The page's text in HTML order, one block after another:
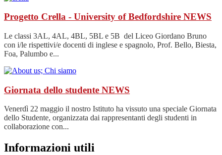
Progetto Crella - University of Bedfordshire NEWS
Le classi 3AL, 4AL, 4BL, 5BL e 5B del Liceo Giordano Bruno
con i/le rispettivi/e docenti di inglese e spagnolo, Prof. Bello, Biesta,
Foa, Palumbo e...
Giornata dello studente NEWS
Venerdì 22 maggio il nostro Istituto ha vissuto una speciale Giornata
dello Studente, organizzata dai rappresentanti degli studenti in
collaborazione con...
Informazioni utili